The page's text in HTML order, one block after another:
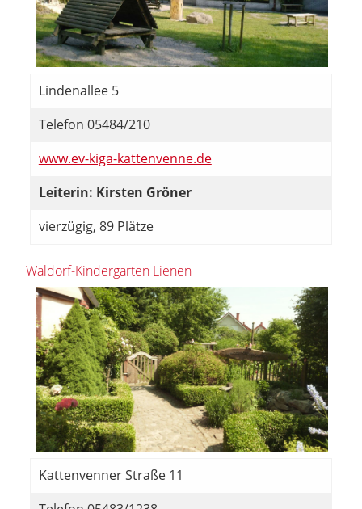
Lindenallee 5
Telefon 05484/210
www.ev-kiga-kattenvenne.de
Leiterin: Kirsten Gröner
vierzügig, 89 Plätze
Waldorf-Kindergarten Lienen
Kattenvenner Straße 11